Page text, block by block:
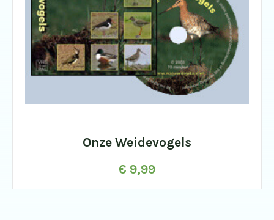
Onze Weidevogels
€ 9,99